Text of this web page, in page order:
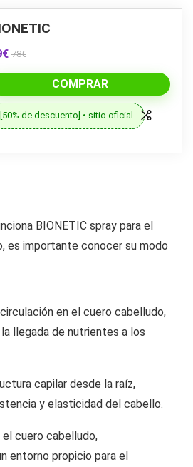
78€
COMPRAR
[50% de descuento] • sitio oficial
BIONETIC spray para el
es importante conocer su modo
en el cuero cabelludo,
llegada de nutrientes a los
capilar desde la raíz,
y elasticidad del cabello.
cuero cabelludo,
entorno propicio para el